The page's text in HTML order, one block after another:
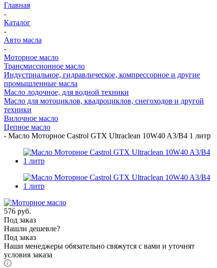
Главная
-
Каталог
-
Авто масла
-
Моторное масло
Трансмиссионное масло
Индустриальное, гидравлическое, компрессорное и другие
промышленные масла
Масло лодочное, для водной техники
Масло для мотоциклов, квадроциклов, снегоходов и другой
техники
Вилочное масло
Цепное масло
- Масло Моторное Castrol GTX Ultraclean 10W40 A3/B4 1 литр
576 руб.
Под заказ
Нашли дешевле?
Под заказ
Наши менеджеры обязательно свяжутся с вами и уточнят
условия заказа